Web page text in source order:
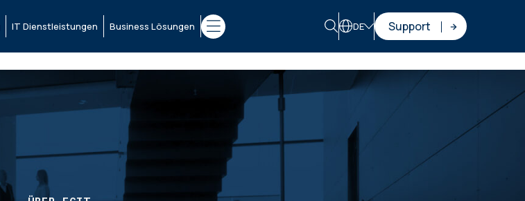
IT Dienstleistungen Business Lösungen DE Support